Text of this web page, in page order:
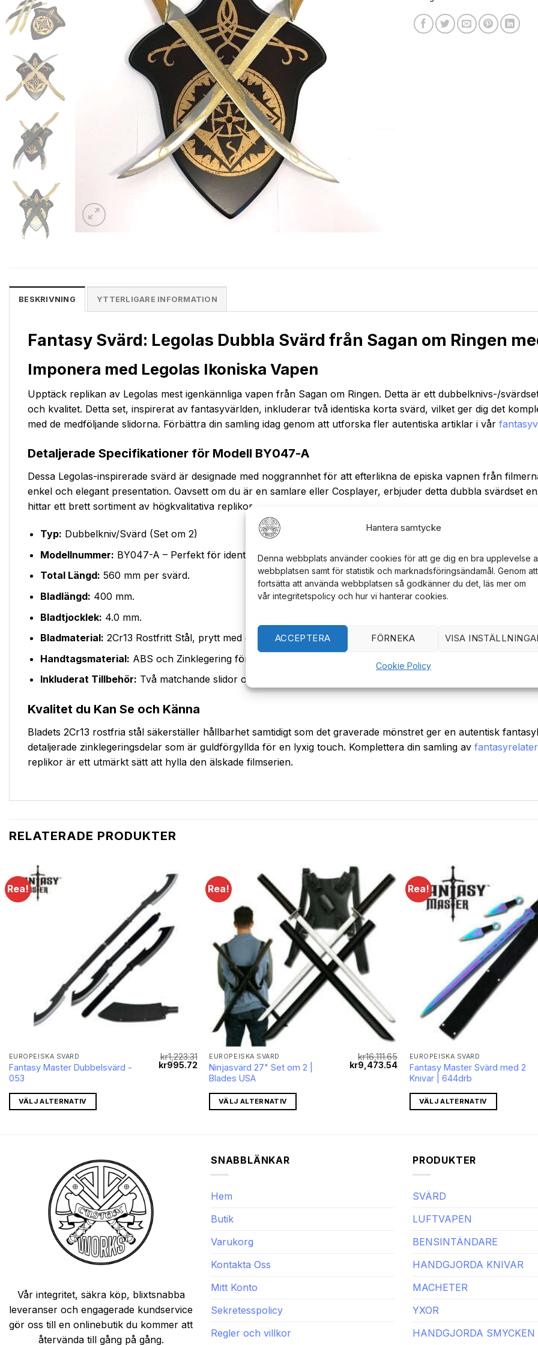
Hantera samtycke
Denna webbplats använder cookies för att ge dig en bra upplevelse
webbplatsen samt för statistik och marknadsföringsändamål. Genom att
fortsätta att använda webbplatsen så godkänner du det, läs mer om
vår integritetspolicy och hur vi hanterar cookies.
ACCEPTERA FÖRNEKA VISA
Cookie Policy
BESKRIVNING YTTERLIGARE INFORMATION
Fantasy Svärd: Legolas Dubbla Svärd från Sagan om Ringen
Imponera med Legolas Ikoniska Vapen
Upptäck replikan av Legolas mest igenkännliga vapen från Sagan om Ringen. Detta är ett dubbelknivs-/
och kvalitet. Detta set, inspirerat av fantasyvärlden, inkluderar två identiska korta svärd, vilket ger dig det
med de medföljande slidorna. Förbättra din samling idag genom att utforska fler autentiska artiklar i vår
Detaljerade Specifikationer för Modell BY047-A
Dessa Legolas-inspirerade svärd är designade med noggrannhet för att efterlikna de episka vapnen från
enkel och elegant presentation. Oavsett om du är en samlare eller Cosplayer, erbjuder detta dubbla svärdset
hittar ett brett sortiment av högkvalitativa replikor.
Typ: Dubbelkniv/Svärd (Set om 2)
Modellnummer: BY047-A – Perfekt för identifiering i din samling.
Total Längd: 560 mm per svärd.
Bladlängd: 400 mm.
Bladtjocklek: 4.0 mm.
Bladmaterial: 2Cr13 Rostfritt Stål, prytt med ett etsat mönster på bladet.
Handtagsmaterial: ABS och Zinklegering för pressgjutna delar, med guldförgylld finish.
Inkluderat Tillbehör: Två matchande slidor och en dekorativ trätavla för visning.
Kvalitet du Kan Se och Känna
Bladets 2Cr13 rostfria stål säkerställer hållbarhet samtidigt som det graverade mönstret ger en autentisk
detaljerade zinklegeringsdelar som är guldförgyllda för en lyxig touch. Komplettera din samling av
replikor är ett utmärkt sätt att hylla den älskade filmserien.
RELATERADE PRODUKTER
Rea!
Lägg till i
önskelistan
EUROPEISKA SVÄRD
Fantasy Master Dubbelsvärd -
053
kr1,223.31
Det
kr995.72Det
nuvarande
priset
kr995.72.
VÄLJ ALTERNATIV
Rea!
Lägg till i
önskelistan
EUROPEISKA SVÄRD
Ninjasvärd 27" Set om 2 |
Blades USA
kr16,111.65
Det
ursprungliga
kr9,473.54Det
nuvarande
priset
kr9,473.54.
VÄLJ ALTERNATIV
Rea!
EUROPEISKA SVÄRD
Fantasy Master Svärd med 2
Knivar | 644drb
VÄLJ ALTERNATIV
Vår integritet, säkra köp, blixtsnabba
leveranser och engagerade kundservice
gör oss till en onlinebutik du kommer att
återvända till gång på gång.
SNABBLÄNKAR
Hem
Butik
Varukorg
Kontakta Oss
Mitt Konto
Sekretesspolicy
Regler och villkor
PRODUKTER
SVÄRD
LUFTVAPEN
BENSINTÄNDARE
HANDGJORDA KNIVAR
MACHETER
YXOR
HANDGJORDA SMYCKEN